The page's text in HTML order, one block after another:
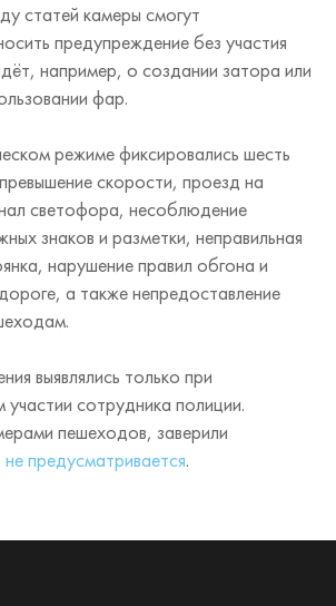
статей камеры смогут
предупреждение без участия
например, о создании затора или
фар.
режиме фиксировались шесть
скорости, проезд на
светофора, несоблюдение
знаков и разметки, неправильная
нарушение правил обгона и
а также непредоставление
выявлялись только при
сотрудника полиции.
пешеходов, заверили
не предусматривается.